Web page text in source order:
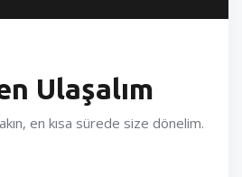
Ulaşalım
en kısa sürede size dönelim.